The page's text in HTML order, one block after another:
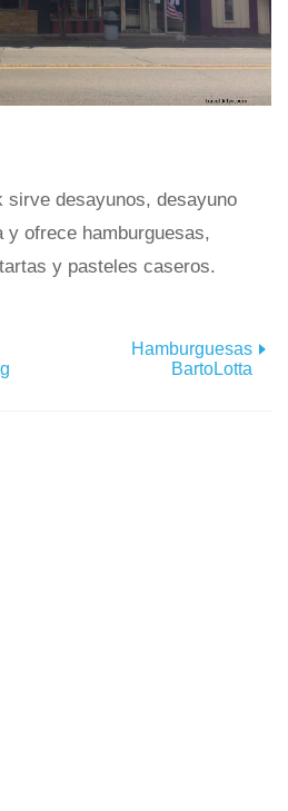
sirve desayunos, desayuno
ofrece hamburguesas,
y pasteles caseros.
Hamburguesas
BartoLotta